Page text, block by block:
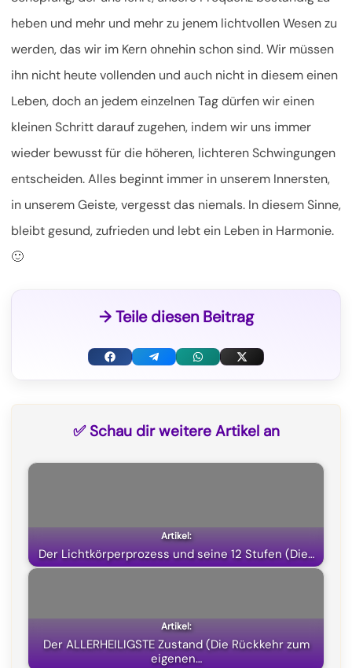
heben und mehr und mehr zu jenem lichtvollen Wesen zu
werden, das wir im Kern ohnehin schon sind. Wir müssen
ihn nicht heute vollenden und auch nicht in diesem einen
Leben, doch an jedem einzelnen Tag dürfen wir einen
kleinen Schritt darauf zugehen, indem wir uns immer
wieder bewusst für die höheren, lichteren Schwingungen
entscheiden. Alles beginnt immer in unserem Innersten,
in unserem Geiste, vergesst das niemals. In diesem Sinne,
bleibt gesund, zufrieden und lebt ein Leben in Harmonie.
🙂
→ Teile diesen Beitrag
F
o
k
T
a
m
W
p
p
X
T
t
e
✅ Schau dir weitere Artikel an
Der Lichtkörperprozess und seine 12 Stufen (Die…
Der ALLERHEILIGSTE Zustand (Die Rückkehr zum
eigenen…